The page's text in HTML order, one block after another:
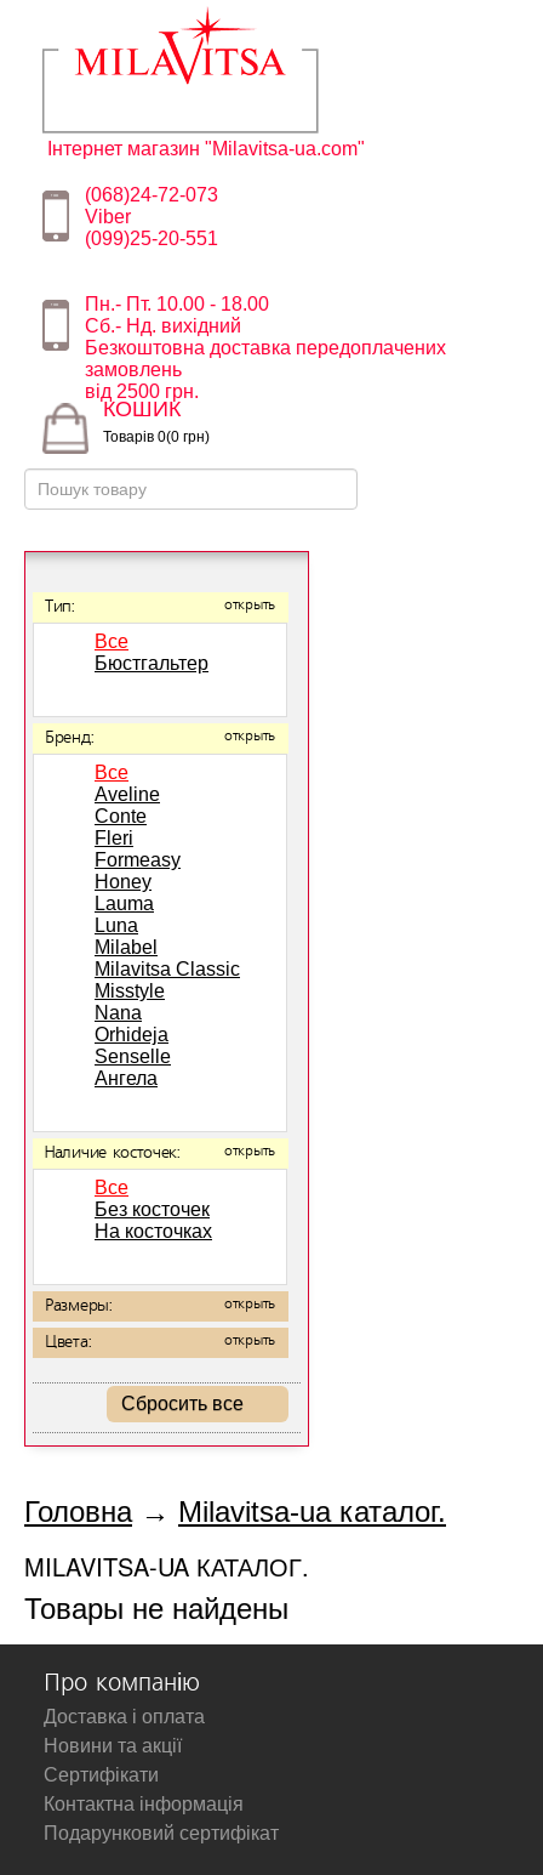
Інтернет магазин "Milavitsa-ua.com"
(068)24-72-073
Viber
(099)25-20-551
Пн.- Пт. 10.00 - 18.00
Сб.- Нд. вихідний
Безкоштовна доставка передоплачених
замовлень
від 2500 грн.
КОШИК
Товарів 0(0 грн)
Тип: открыть
Все
Бюстгальтер
Бренд: открыть
Все
Aveline
Conte
Fleri
Formeasy
Honey
Lauma
Luna
Milabel
Milavitsa Classic
Misstyle
Nana
Orhideja
Senselle
Ангела
Наличие косточек: открыть
Все
Без косточек
На косточках
Размеры: открыть
Цвета: открыть
Сбросить все
Головна→ Milavitsa-ua каталог.
MILAVITSA-UA КАТАЛОГ.
Товары не найдены
Про компанію
Доставка і оплата
Новини та акції
Сертифікати
Контактна інформація
Подарунковий сертифікат